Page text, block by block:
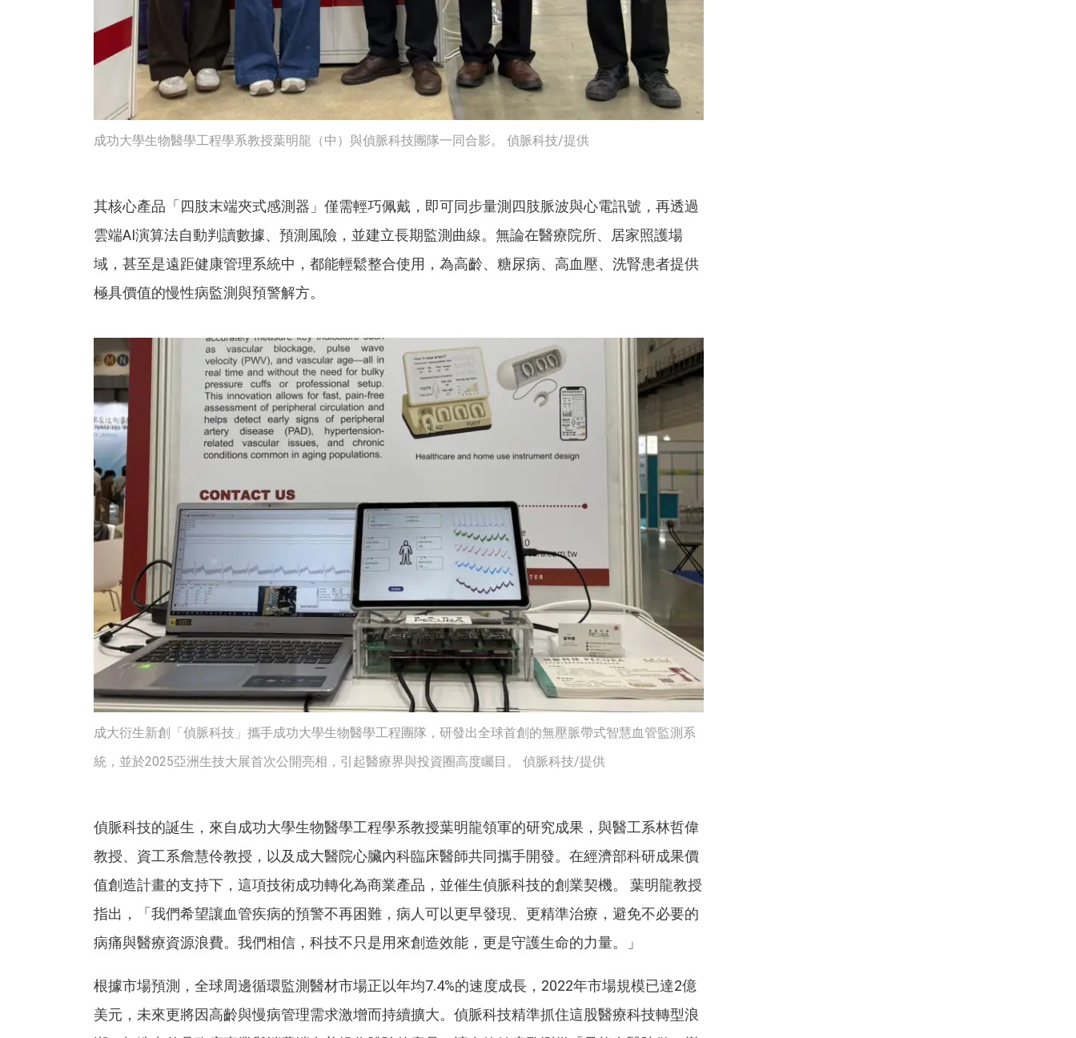
成功大學生物醫學工程學系教授葉明龍（中）與偵脈科技團隊一同合影。 偵脈科技/提供
其核心產品「四肢末端夾式感測器」僅需輕巧佩戴，即可同步量測四肢脈波與心電訊號，再透過
雲端AI演算法自動判讀數據、預測風險，並建立長期監測曲線。無論在醫療院所、居家照護場
域，甚至是遠距健康管理系統中，都能輕鬆整合使用，為高齡、糖尿病、高血壓、洗腎患者提供
極具價值的慢性病監測與預警解方。
成大衍生新創「偵脈科技」攜手成功大學生物醫學工程團隊，研發出全球首創的無壓脈帶式智慧血管監測系
統，並於2025亞洲生技大展首次公開亮相，引起醫療界與投資圈高度矚目。 偵脈科技/提供
偵脈科技的誕生，來自成功大學生物醫學工程學系教授葉明龍領軍的研究成果，與醫工系林哲偉
教授、資工系詹慧伶教授，以及成大醫院心臟內科臨床醫師共同攜手開發。在經濟部科研成果價
值創造計畫的支持下，這項技術成功轉化為商業產品，並催生偵脈科技的創業契機。 葉明龍教授
指出，「我們希望讓血管疾病的預警不再困難，病人可以更早發現、更精準治療，避免不必要的
病痛與醫療資源浪費。我們相信，科技不只是用來創造效能，更是守護生命的力量。」
根據市場預測，全球周邊循環監測醫材市場正以年均7.4%的速度成長，2022年市場規模已達2億
美元，未來更將因高齡與慢病管理需求激增而持續擴大。偵脈科技精準抓住這股醫療科技轉型浪